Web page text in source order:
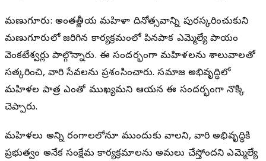
మణుగూరు: అంతర్జాతీయ మహిళా దినోత్సవాన్ని పురస్కరించుకుని
మణుగూరులో జరిగిన కార్యక్రమంలో పినపాక ఎమ్మెల్యే పాయం
వెంకటేశ్వర్లు పాల్గొన్నారు. ఈ సందర్భంగా మహిళలను శాలువాలతో
సత్కరించి, వారి సేవలను ప్రశంసించారు. సమాజ అభివృద్ధిలో
మహిళల పాత్ర ఎంతో ముఖ్యమని ఆయన ఈ సందర్భంగా నొక్కి
చెప్పారు.
మహిళలు అన్ని రంగాలలోనూ ముందుకు రావాలని, వారి అభివృద్ధికి
ప్రభుత్వం అనేక సంక్షేమ కార్యక్రమాలను అమలు చేస్తోందని ఎమ్మెల్యే